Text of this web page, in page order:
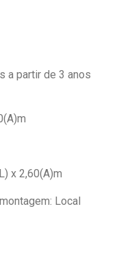
a partir de 3 anos
x 2,60(A)m
Local